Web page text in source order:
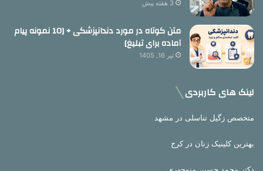
3 هفته پیش
متن کوتاه در مورد دندانپزشکی + [10 نمونه پیام
آماده برای تبلیغ]
تیر 16, 1405
لینک های کاربردی
متخصص زگیل تناسلی در مشهد
بهترین کلینیک زنان در کرج
دکتر محمد حسین منوچهری